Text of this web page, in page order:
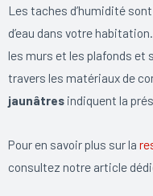
Les taches d’humidité
d’eau dans votre
les murs et les plafonds et
travers les matériaux de
jaunâtres indiquent la
Pour en savoir plus sur la
consultez notre article